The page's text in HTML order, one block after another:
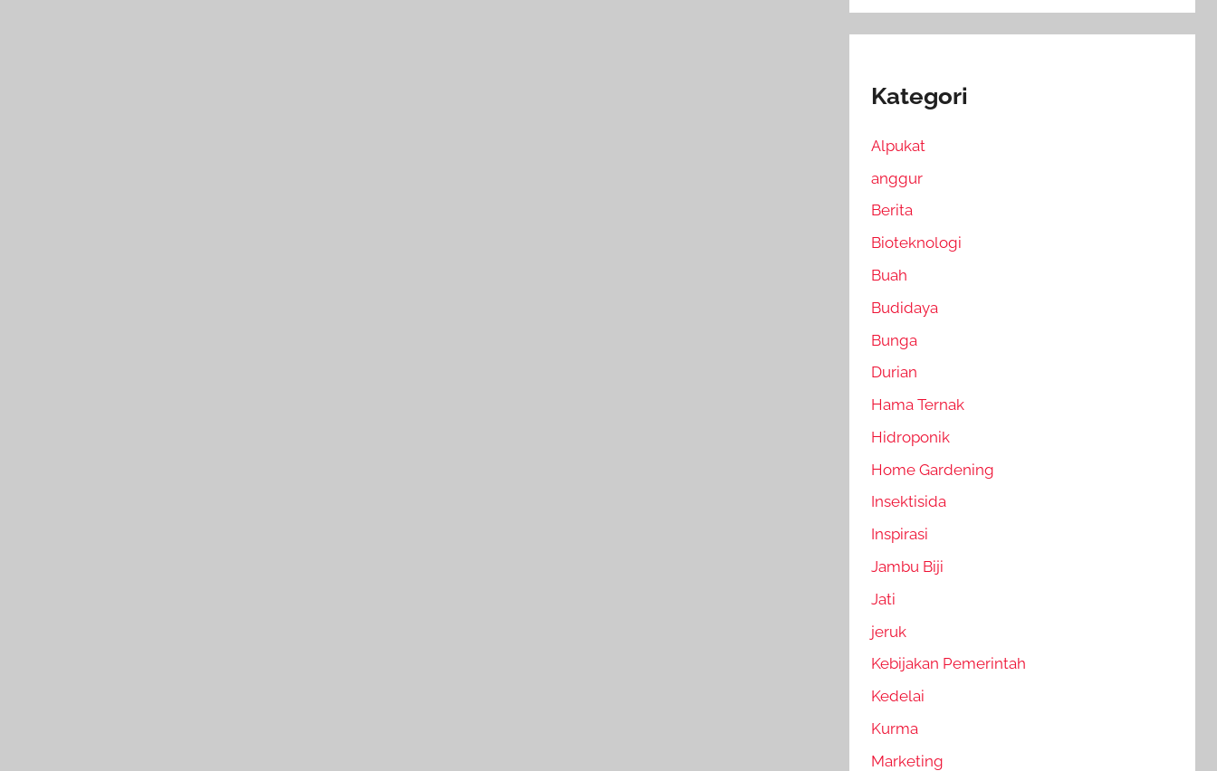
Kategori
Alpukat
anggur
Berita
Bioteknologi
Buah
Budidaya
Bunga
Durian
Hama Ternak
Hidroponik
Home Gardening
Insektisida
Inspirasi
Jambu Biji
Jati
jeruk
Kebijakan Pemerintah
Kedelai
Kurma
Marketing